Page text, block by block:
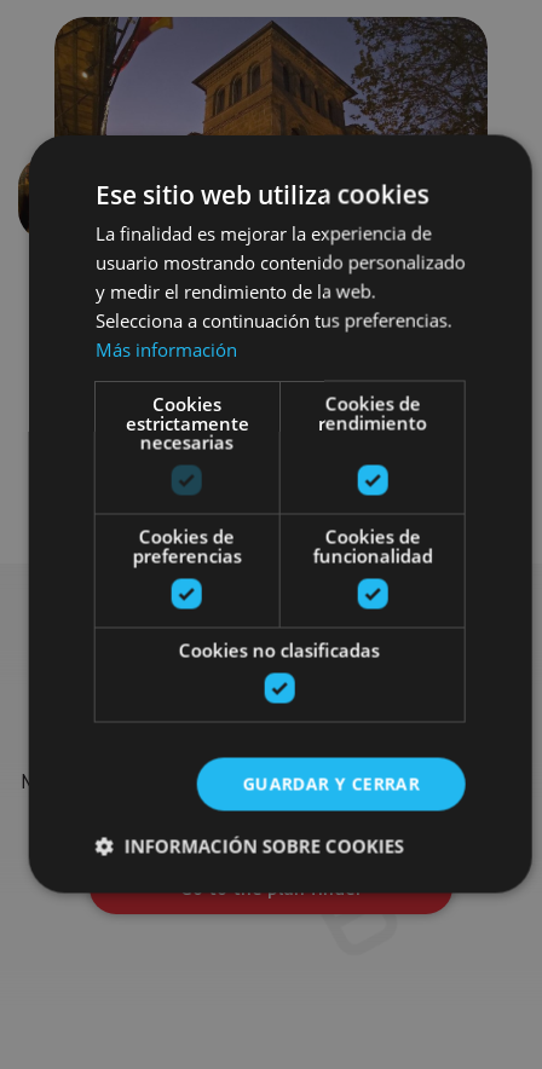
Previous
Museos y centros expositivos
Camino de Santiago
Find more plans
Find more plans and suggestions to round off your trip in
Navarre: organised activities, tours and the most important
events in the calendar.
Go to the plan finder
Ese sitio web utiliza cookies
La finalidad es mejorar la experiencia de
usuario mostrando contenido personalizado
y medir el rendimiento de la web.
Selecciona a continuación tus preferencias.
Más información
Cookies
estrictamente
necesarias
Cookies de
rendimiento
Cookies de
preferencias
Cookies de
funcionalidad
Cookies no clasificadas
GUARDAR Y CERRAR
INFORMACIÓN SOBRE COOKIES